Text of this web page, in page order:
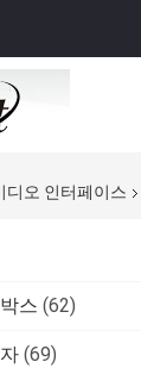
디오 인터페이스
스 (62)
(69)